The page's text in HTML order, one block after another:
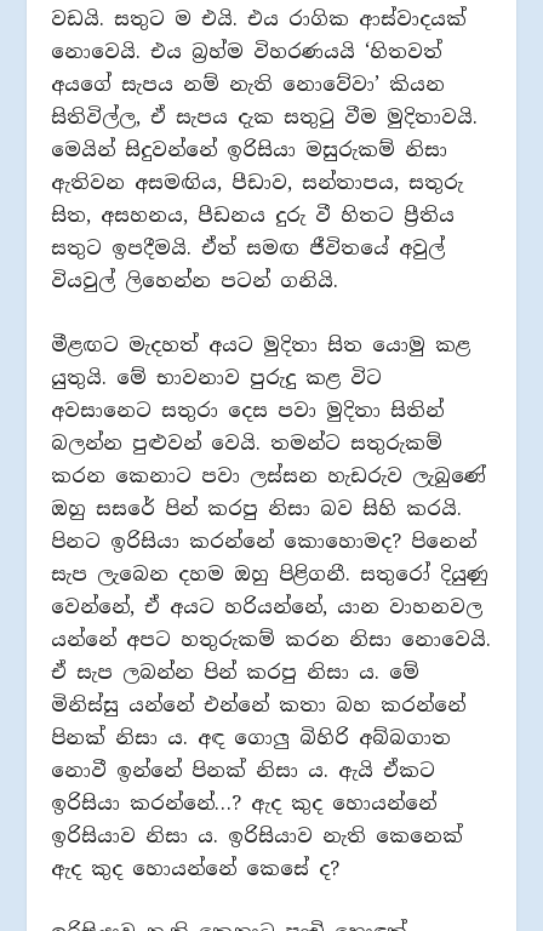
වඩයි. සතුට ම එයි. එය රාගික ආස්වාදයක්
නොවෙයි. එය බ්‍රහ්ම විහරණයයි ‘හිතවත්
අයගේ සැපය නම් නැති නොවේවා’ කියන
සිතිවිල්ල, ඒ සැපය දැක සතුටු වීම මුදිතාවයි.
මෙයින් සිදුවන්නේ ඉරිසියා මසුරුකම් නිසා
ඇතිවන අසමඟිය, පීඩාව, සන්තාපය, සතුරු
සිත, අසහනය, පීඩනය දුරු වී හිතට ප්‍රීතිය
සතුට ඉපදීමයි. ඒත් සමඟ ජීවිතයේ අවුල්
වියවුල් ලිහෙන්න පටන් ගනියි.
මීළඟට මැදහත් අයට මුදිතා සිත යොමු කළ
යුතුයි. මේ භාවනාව පුරුදු කළ විට
අවසානෙට සතුරා දෙස පවා මුදිතා සිතින්
බලන්න පුළුවන් වෙයි. තමන්ට සතුරුකම්
කරන කෙනාට පවා ලස්සන හැඩරුව ලැබුණේ
ඔහු සසරේ පින් කරපු නිසා බව සිහි කරයි.
පිනට ඉරිසියා කරන්නේ කොහොමද? පිනෙන්
සැප ලැබෙන දහම ඔහු පිළිගනී. සතුරෝ දියුණු
වෙන්නේ, ඒ අයට හරියන්නේ, යාන වාහනවල
යන්නේ අපට හතුරුකම් කරන නිසා නොවෙයි.
ඒ සැප ලබන්න පින් කරපු නිසා ය. මේ
මිනිස්සු යන්නේ එන්නේ කතා බහ කරන්නේ
පිනක් නිසා ය. අඳ ගොලු බිහිරි අබ්බගාත
නොවී ඉන්නේ පිනක් නිසා ය. ඇයි ඒකට
ඉරිසියා කරන්නේ…? ඇද කුද හොයන්නේ
ඉරිසියාව නිසා ය. ඉරිසියාව නැති කෙනෙක්
ඇද කුද හොයන්නේ කෙසේ ද?